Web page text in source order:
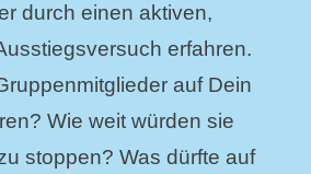
durch einen aktiven,
erfahren.
auf Dein
Wie weit würden sie
stoppen? Was dürfte auf